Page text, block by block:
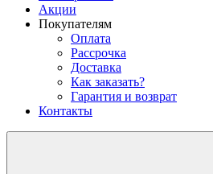
Акции
Покупателям
Оплата
Рассрочка
Доставка
Как заказать?
Гарантия и возврат
Контакты